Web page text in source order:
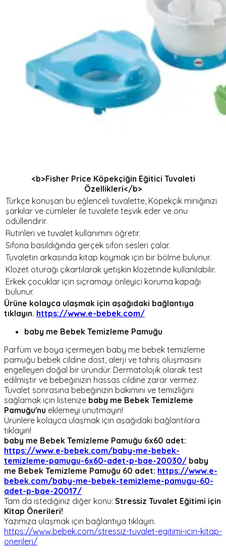
<b>Fisher Price Köpekçiğin Eğitici Tuvaleti
Özellikleri</b>
Türkçe konuşan bu eğlenceli tuvalette, Köpekçik miniğinizi
şarkılar ve cümleler ile tuvalete teşvik eder ve onu
ödüllendirir.
Rutinleri ve tuvalet kullanımını öğretir.
Sifona basıldığında gerçek sifon sesleri çalar.
Tuvaletin arkasında kitap koymak için bir bölme bulunur.
Klozet oturağı çıkartılarak yetişkin klozetinde kullanılabilir.
Erkek çocuklar için sıçramayı önleyici koruma kapağı
bulunur.
Ürüne kolayca ulaşmak için aşağıdaki bağlantıya
tıklayın. https://www.e-bebek.com/
baby me Bebek Temizleme Pamuğu
Parfüm ve boya içermeyen baby me bebek temizleme
pamuğu bebek cildine dost, alerji ve tahriş oluşmasını
engelleyen doğal bir üründür. Dermatolojik olarak test
edilmiştir ve bebeğinizin hassas cildine zarar vermez.
Tuvalet sonrasına bebeğinizin bakımını ve temizliğini
sağlamak için listenize baby me Bebek Temizleme
Pamuğu'nu eklemeyi unutmayın!
Ürünlere kolayca ulaşmak için aşağıdaki bağlantılara
tıklayın!
baby me Bebek Temizleme Pamuğu 6x60 adet:
https://www.e-bebek.com/baby-me-bebek-
temizleme-pamugu-6x60-adet-p-bae-20030/ baby
me Bebek Temizleme Pamuğu 60 adet: https://www.e-
bebek.com/baby-me-bebek-temizleme-pamugu-60-
adet-p-bae-20017/
Tam da istediğiniz diğer konu: Stressiz Tuvalet Eğitimi için
Kitap Önerileri!
Yazımıza ulaşmak için bağlantıya tıklayın.
https://www.bebek.com/stressiz-tuvalet-egitimi-icin-kitap-
onerileri/